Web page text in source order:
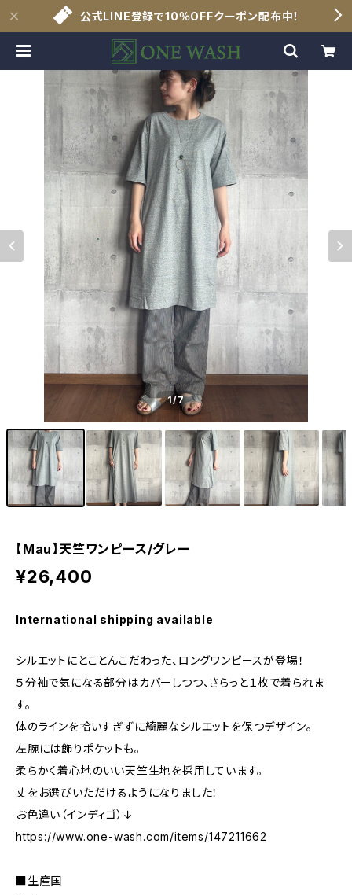
公式LINE登録で10％OFFクーポン配布中！
1/7
【Mau】天竺ワンピース/グレー
¥26,400
International shipping available
シルエットにとことんこだわった、ロングワンピースが登場！
５分袖で気になる部分はカバーしつつ、さらっと１枚で着られま
す。
体のラインを拾いすぎずに綺麗なシルエットを保つデザイン。
左腕には飾りポケットも。
柔らかく着心地のいい天竺生地を採用しています。
丈をお選びいただけるようになりました！
お色違い（インディゴ）↓
https://www.one-wash.com/items/147211662
■生産国